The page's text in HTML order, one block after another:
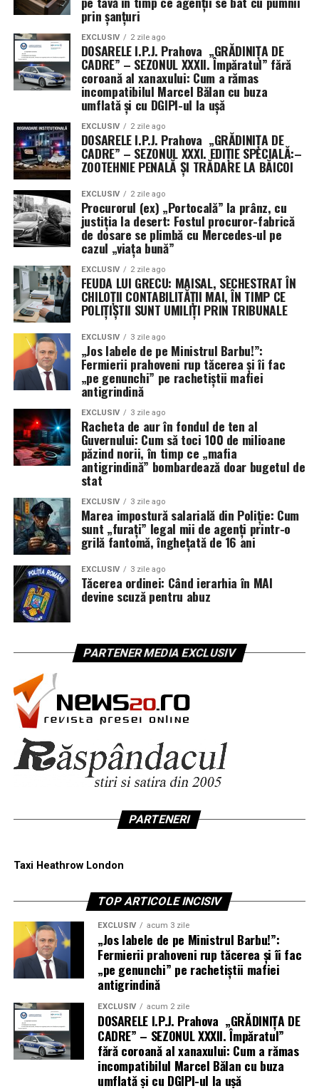
Trei ani de procese pentru ce trebuia
rezolvat în 10 zile
Este de-a dreptul sfidător faptul că a fost nevoie de
aproape trei ani de hărțuire prin tribunale pentru un
răspuns pe care Legea nr. 544/2001 îl impune în
maximum 10 zile. I.G.P.R. nu doar că a pierdut procesul
pe fond și la recurs, dar a fost obligat și la plata
cheltuielilor de judecată. Din buzunarul cui? Evident, nu
al celor care au semnat refuzurile, ci din fondurile
publice.
Mesajul transmis deSindicatul Diamantuleste unul de
o claritate chirurgicală: secretul poate proteja
conținutul unui act, dar nu poate ascunde însăși
existența lui. Epoca în care drepturile polițiștilor erau
modificate prin „ordine fantomă” despre care nimeni nu
știa nimic a apus. I.G.P.R. trebuie să înțeleagă că polițiștii
nu sunt pioni pe o tablă de șah controlată de „invizibili”,
iar justiția tocmai le-a aprins lumina în birourile unde se
fabricau aceste mistere administrative. Continuăm!
(cerasela N.).
prin șanțuri
EXCLUSIV 2 zile ago
DOSARELE I.P.J. Prahova „GRĂDINIȚA DE
CADRE” – SEZONUL XXXII. Împăratul” fără
coroană al xanaxului: Cum a rămas
incompatibilul Marcel Bălan cu buza
umflată și cu DGIPI-ul la ușă
EXCLUSIV 2 zile ago
DOSARELE I.P.J. Prahova „GRĂDINIȚA DE
CADRE” – SEZONUL XXXI. EDIȚIE SPECIALĂ:–
ZOOTEHNIE PENALĂ ȘI TRĂDARE LA BĂICOI
EXCLUSIV 2 zile ago
Procurorul (ex) „Portocală” la prânz, cu
justiția la desert: Fostul procuror-fabrică
de dosare se plimbă cu Mercedes-ul pe
cazul „viața bună”
EXCLUSIV 2 zile ago
FEUDA LUI GRECU: MAISAL, SECHESTRAT ÎN
CHILOȚII CONTABILITĂȚII MAI, ÎN TIMP CE
POLIȚIȘTII SUNT UMILIȚI PRIN TRIBUNALE
EXCLUSIV 3 zile ago
„Jos labele de pe Ministrul Barbu!”:
Fermierii prahoveni rup tăcerea și îi fac
„pe genunchi” pe rachetiștii mafiei
antigrindină
EXCLUSIV 3 zile ago
Racheta de aur în fondul de ten al
Guvernului: Cum să toci 100 de milioane
păzind norii, în timp ce „mafia
antigrindină” bombardează doar bugetul de
stat
EXCLUSIV 3 zile ago
Marea impostură salarială din Poliție: Cum
sunt „furați” legal mii de agenți printr-o
grilă fantomă, înghețată de 16 ani
EXCLUSIV 3 zile ago
Tăcerea ordinei: Când ierarhia în MAI
devine scuză pentru abuz
PARTENER MEDIA EXCLUSIV
PARTENERI
Taxi Heathrow London
TOP ARTICOLE INCISIV
EXCLUSIV acum 3 zile
„Jos labele de pe Ministrul Barbu!”:
Fermierii prahoveni rup tăcerea și îi fac
„pe genunchi” pe rachetiștii mafiei
antigrindină
EXCLUSIV acum 2 zile
DOSARELE I.P.J. Prahova „GRĂDINIȚA DE
CADRE” – SEZONUL XXXII. Împăratul”
fără coroană al xanaxului: Cum a rămas
incompatibilul Marcel Bălan cu buza
umflată și cu DGIPI-ul la ușă